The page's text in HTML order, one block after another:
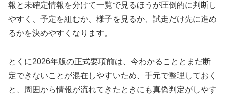
報と未確定情報を分けて一覧で見るほうが圧倒的に判断し
やすく、予定を組むか、様子を見るか、試走だけ先に進め
るかを決めやすくなります。
とくに2026年版の正式要項前は、今わかることとまだ断
定できないことが混在しやすいため、手元で整理しておく
と、周囲から情報が流れてきたときにも真偽判定がしやす